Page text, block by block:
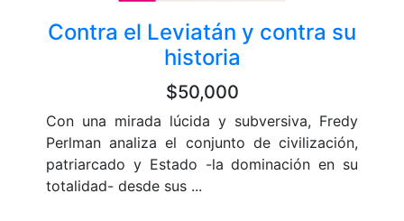
Contra el Leviatán y contra su
historia
$50,000
Con una mirada lúcida y subversiva, Fredy
Perlman analiza el conjunto de civilización,
patriarcado y Estado -la dominación en su
totalidad- desde sus ...